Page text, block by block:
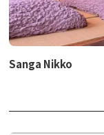
Sanga Nikko